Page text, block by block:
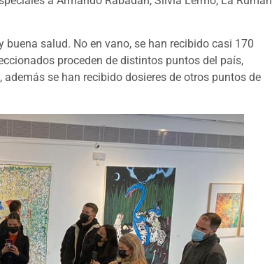
buena salud. No en vano, se han recibido casi 170
proceden de distintos puntos del país,
se han recibido dosieres de otros puntos de